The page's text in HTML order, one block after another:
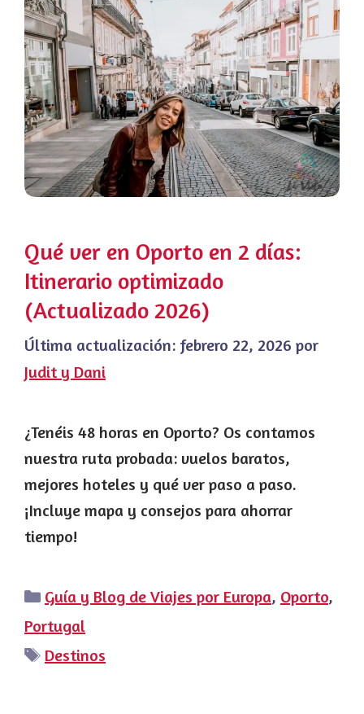
Qué ver en Oporto en 2 días:
Itinerario optimizado
(Actualizado 2026)
Última actualización: febrero 22, 2026 por
Judit y Dani
¿Tenéis 48 horas en Oporto? Os contamos
nuestra ruta probada: vuelos baratos,
mejores hoteles y qué ver paso a paso.
¡Incluye mapa y consejos para ahorrar
tiempo!
Categorías
Guía y Blog de Viajes por Europa, Oporto,
Portugal
Etiquetas
Destinos